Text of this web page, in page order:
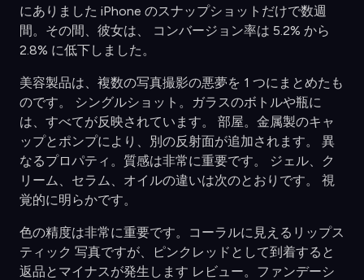
にありました iPhone のスナップショットだけで数週
間。その間、彼女は、 コンバージョン率は 5.2% から
2.8% に低下しました。
美容製品は、複数の写真撮影の悪夢を 1 つにまとめたも
のです。 シングルショット。ガラスのボトルや瓶に
は、すべてが反映されています。 部屋。金属製のキャ
ップとポンプにより、別の反射面が追加されます。 異
なるプロパティ。質感は非常に重要です。 ジェル、ク
リーム、セラム、オイルの違いは次のとおりです。 視
覚的に明らかです。
色の精度は非常に重要です。コーラルに見えるリップス
ティック 写真ですが、ピンクレッドとして到着すると
返品とマイナスが発生します レビュー。ファンデーシ